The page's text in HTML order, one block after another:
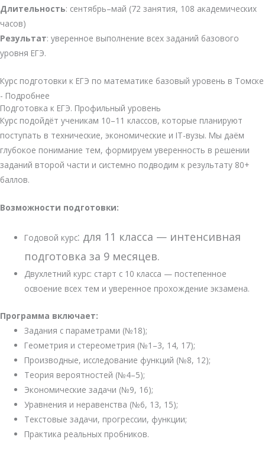
Длительность: сентябрь–май (72 занятия, 108 академических
часов)
Результат: уверенное выполнение всех заданий базового
уровня ЕГЭ.
Курс подготовки к ЕГЭ по математике базовый уровень в Томске
- Подробнее
Подготовка к ЕГЭ. Профильный уровень
Курс подойдёт ученикам 10–11 классов, которые планируют
поступать в технические, экономические и IT-вузы. Мы даём
глубокое понимание тем, формируем уверенность в решении
заданий второй части и системно подводим к результату 80+
баллов.
Возможности подготовки:
Годовой курс: для 11 класса — интенсивная
подготовказа 9 месяцев.
Двухлетний курс: старт с 10 класса — постепенное
освоение всех тем и уверенное прохождение экзамена.
Программа включает:
Задания с параметрами (№18);
Геометрия и стереометрия (№1–3, 14, 17);
Производные, исследование функций (№8, 12);
Теория вероятностей (№4–5);
Экономические задачи (№9, 16);
Уравнения и неравенства (№6, 13, 15);
Текстовые задачи, прогрессии, функции;
Практика реальных пробников.